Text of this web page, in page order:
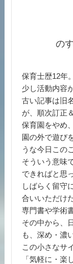
の
保育士歴12年。
少し活動内容
古い記事は旧
が、順次訂正
保育園をやめ
園の外で遊び
うな今日この
そういう意味
できればと思
しばらく留守
合いいただけ
専門書や学術
その中から、
も、深め・濃
この小さなサ
「気軽に・楽